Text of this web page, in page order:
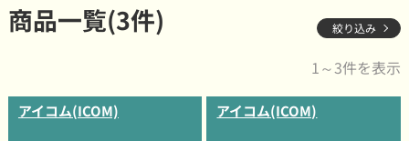
商品一覧(3件) 絞り込み
1～3件を表示
アイコム(ICOM) アイコム(ICOM)